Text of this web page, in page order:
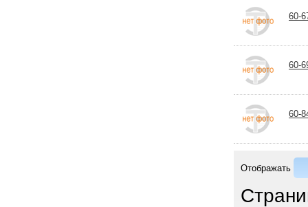
60-
60-
60-
Отображать